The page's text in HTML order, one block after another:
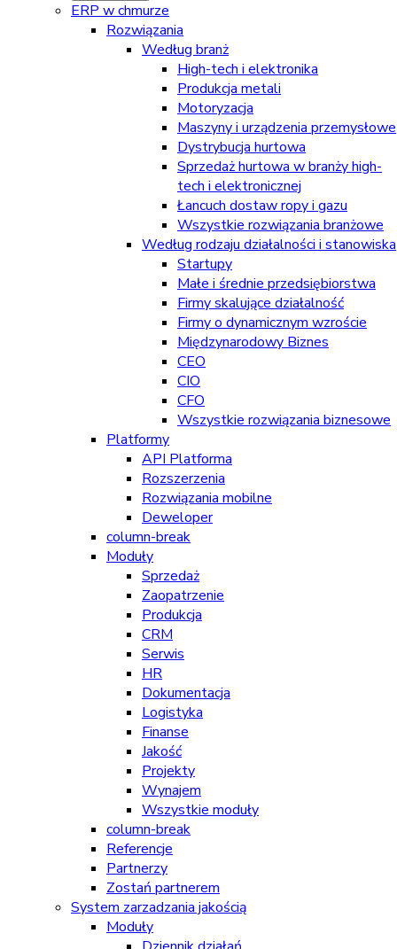
ERP w chmurze
Rozwiązania
Według branż
High-tech i elektronika
Produkcja metali
Motoryzacja
Maszyny i urządzenia przemysłowe
Dystrybucja hurtowa
Sprzedaż hurtowa w branży high-
tech i elektronicznej
Łancuch dostaw ropy i gazu
Wszystkie rozwiązania branżowe
Według rodzaju działalności i stanowiska
Startupy
Małe i średnie przedsiębiorstwa
Firmy skalujące działalność
Firmy o dynamicznym wzroście
Międzynarodowy Biznes
CEO
CIO
CFO
Wszystkie rozwiązania biznesowe
Platformy
API Platforma
Rozszerzenia
Rozwiązania mobilne
Deweloper
column-break
Moduły
Sprzedaż
Zaopatrzenie
Produkcja
CRM
Serwis
HR
Dokumentacja
Logistyka
Finanse
Jakość
Projekty
Wynajem
Wszystkie moduły
column-break
Referencje
Partnerzy
Zostań partnerem
System zarzadzania jakością
Moduły